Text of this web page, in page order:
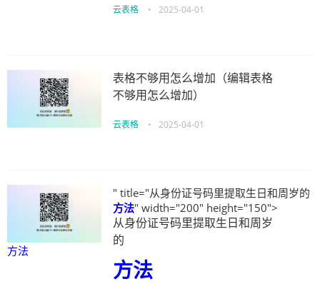
云表格 • 2025-04-01
表格不够用怎么增加（编辑表格
不够用怎么增加）
云表格 • 2025-04-01
方法
" title="从身份证号码里提取生日和周岁的
方法" width="200" height="150">
从身份证号码里提取生日和周岁
的
方法